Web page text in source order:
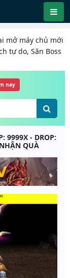
mở máy chủ mới
tự do, Săn Boss
nay
9999X - DROP:
QUÀ